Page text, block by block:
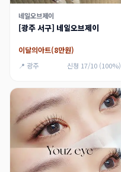
네일오브제이
[광주 서구] 네일오브제이
이달의아트(8만원)
📍 광주 신청 17/10 (100%)